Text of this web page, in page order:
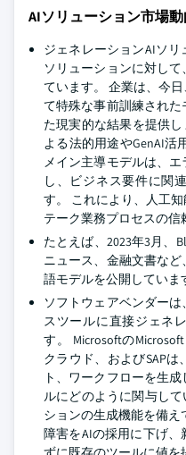
AIソリューション市場動
ジェネレーションAIソ
ソリューションに対し
ています。 企業は、今
て特殊な事前訓練され
た現実的な結果を提供
よる法的用途やGenAI活
メイン主導モデルは、
し、ビジネス要件に関
す。 これにより、人工
テーク業務プロセスの信
たとえば、2023年3月、
ニュース、金融文書な
語モデルを公開していま
ソフトウェアベンダー
スツールに直接ジェネ
す。 Microsoftの
クラウド、およびSAP
ト、ワークフローを生
ルにどのように関与し
ションの生成機能を備
障害をAIの採用に下げ